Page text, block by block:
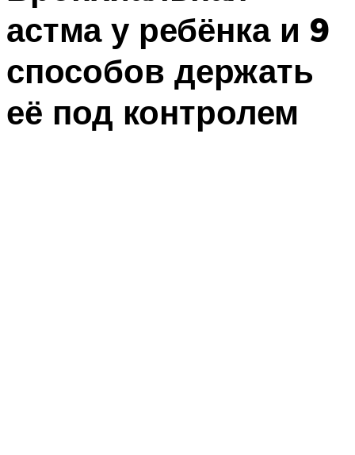
астма у ребёнка и 9
способов держать
её под контролем